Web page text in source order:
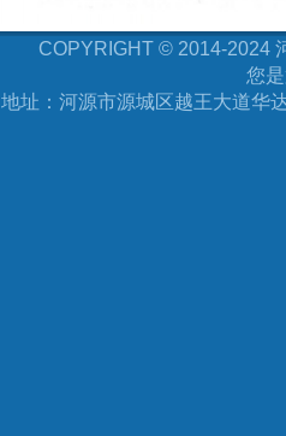
COPYRIGHT © 2014-2024
您
地址：河源市源城区越王大道华